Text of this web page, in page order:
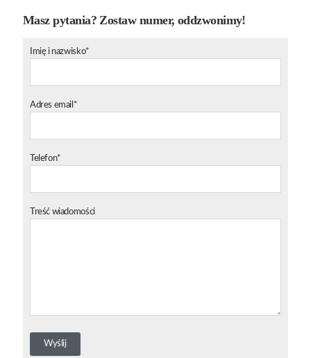
Masz pytania? Zostaw numer, oddzwonimy!
Imię i nazwisko*
Adres email*
Telefon*
Treść wiadomości